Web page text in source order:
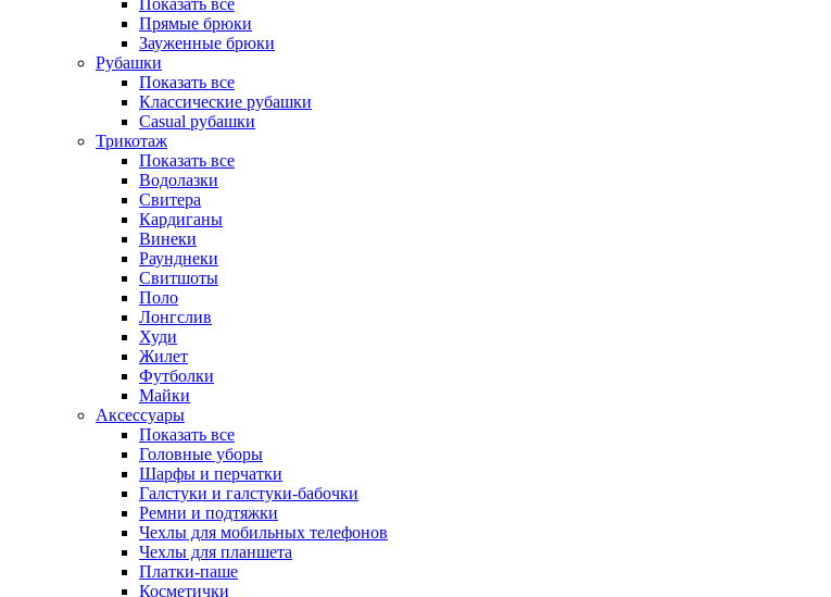
Показать все
Прямые брюки
Зауженные брюки
Рубашки
Показать все
Классические рубашки
Casual рубашки
Трикотаж
Показать все
Водолазки
Свитера
Кардиганы
Винеки
Раунднеки
Свитшоты
Поло
Лонгслив
Худи
Жилет
Футболки
Майки
Аксессуары
Показать все
Головные уборы
Шарфы и перчатки
Галстуки и галстуки-бабочки
Ремни и подтяжки
Чехлы для мобильных телефонов
Чехлы для планшета
Платки-паше
Косметички